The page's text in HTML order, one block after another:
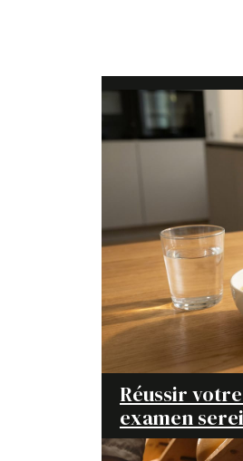
Réussir
examen